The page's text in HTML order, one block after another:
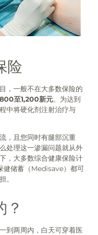
险
，一般不在大多数保险的
至1,200新元。为达到
中将硬化剂注射治疗与
，且您同时有腿部沉重
处理这一渗漏问题就从外
，大多数综合健康保险计
储蓄（Medisave）都可
。
？
到两周内，白天可穿着医